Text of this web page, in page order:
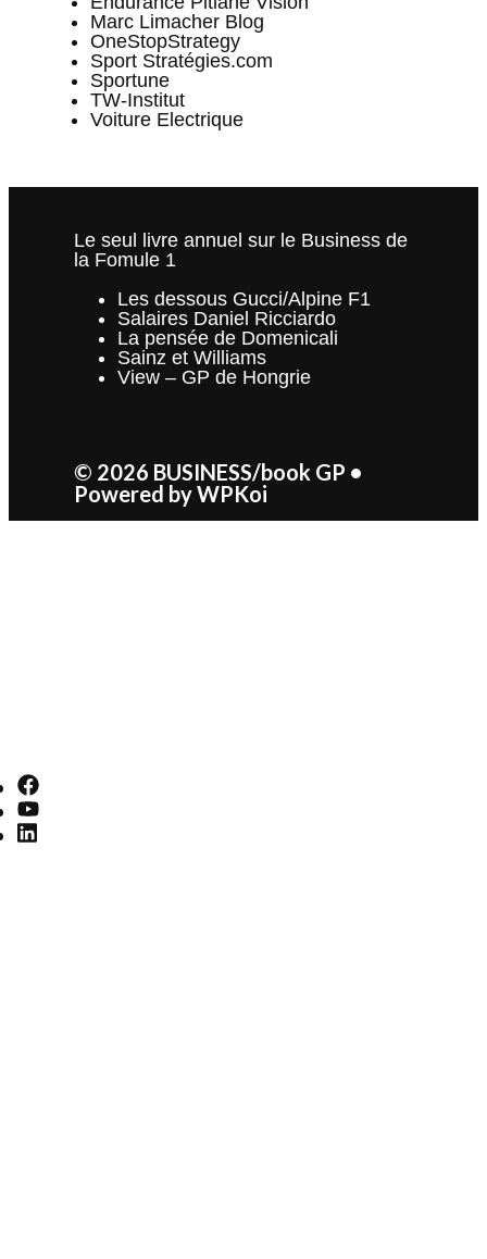
Marc Limacher Blog
OneStopStrategy
Sport Stratégies.com
Sportune
TW-Institut
Voiture Electrique
Le seul livre annuel sur le Business de
la Fomule 1
Les dessous Gucci/Alpine F1
Salaires Daniel Ricciardo
La pensée de Domenicali
Sainz et Williams
View – GP de Hongrie
© 2026 BUSINESS/book GP •
Powered byWPKoi